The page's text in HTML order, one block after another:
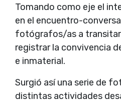
Tomando como eje el
en el encuentro-
fotógrafos/as a transitar
registrar la convivencia
e inmaterial.
Surgió así una serie de
distintas actividades